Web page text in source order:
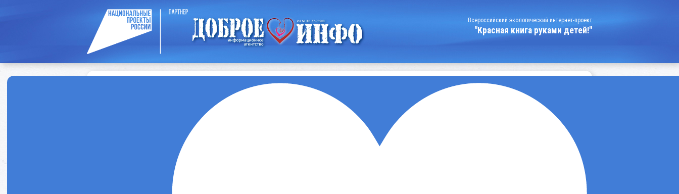
Всероссийский экологический интернет-проект
"Красная книга руками детей!"